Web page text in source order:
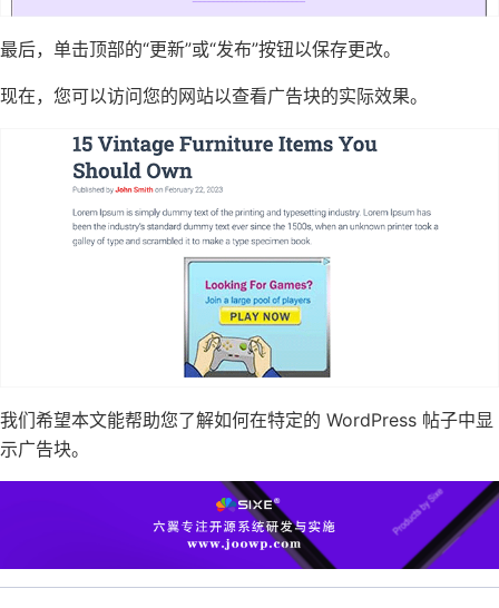
最后，单击顶部的“更新”或“发布”按钮以保存更改。
现在，您可以访问您的网站以查看广告块的实际效果。
我们希望本文能帮助您了解如何在特定的 WordPress 帖子中显
示广告块。